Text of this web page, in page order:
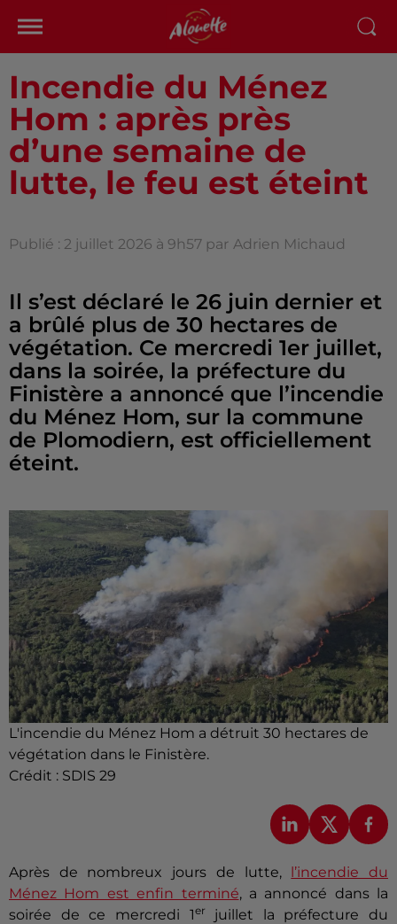
Incendie du Ménez
Hom : après près
d’une semaine de
lutte, le feu est éteint
Publié : 2 juillet 2026 à 9h57 par Adrien Michaud
Il s’est déclaré le 26 juin dernier et
a brûlé plus de 30 hectares de
végétation. Ce mercredi 1er juillet,
dans la soirée, la préfecture du
Finistère a annoncé que l’incendie
du Ménez Hom, sur la commune
de Plomodiern, est officiellement
éteint.
L'incendie du Ménez Hom a détruit 30 hectares de
végétation dans le Finistère.
Crédit : SDIS 29
Après de nombreux jours de lutte, l’incendie du
Ménez Hom est enfin terminé, a annoncé dans la
soirée de ce mercredi 1er
juillet la préfecture du